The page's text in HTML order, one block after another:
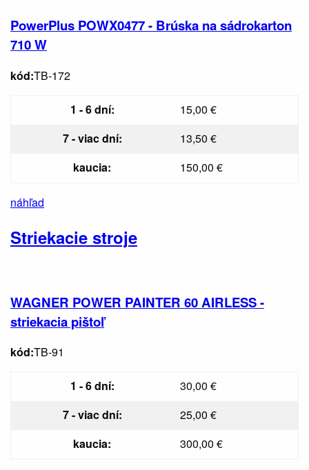
PowerPlus POWX0477 - Brúska na sádrokarton
710 W
kód:TB-172
1 - 6 dní:
15,00 €
7 - viac dní:
13,50 €
kaucia:
150,00 €
náhľad
Striekacie stroje
WAGNER POWER PAINTER 60 AIRLESS -
striekacia pištoľ
kód:TB-91
1 - 6 dní:
30,00 €
7 - viac dní:
25,00 €
kaucia:
300,00 €